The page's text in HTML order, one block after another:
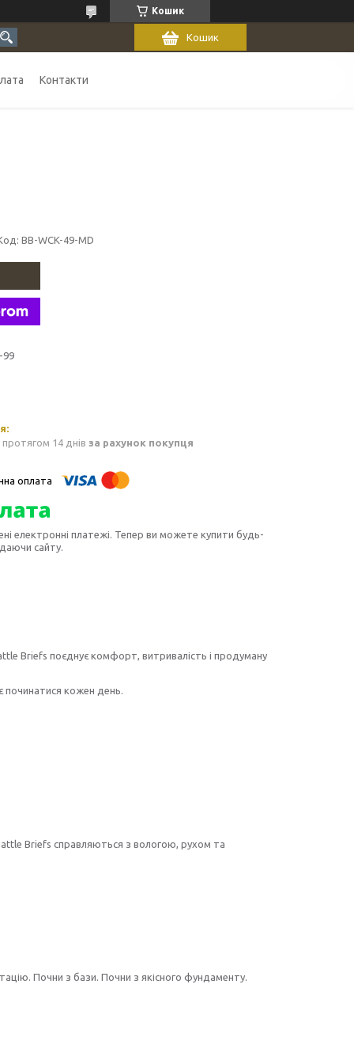
Кошик
Кошик
Контакти
BB-WCK-49-MD
99
14 днів за рахунок покупця
електронні платежі. Тепер ви можете купити будь-
сайту.
Briefs поєднує комфорт, витривалість і продуману
кожен день.
Briefs справляються з вологою, рухом та
Почни з бази. Почни з якісного фундаменту.